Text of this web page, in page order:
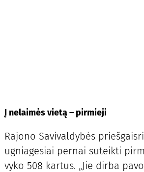
Į nelaimės vietą – pirmieji
Rajono Savivaldybės
ugniagesiai pernai suteikti
vyko 508 kartus. „Jie dirba